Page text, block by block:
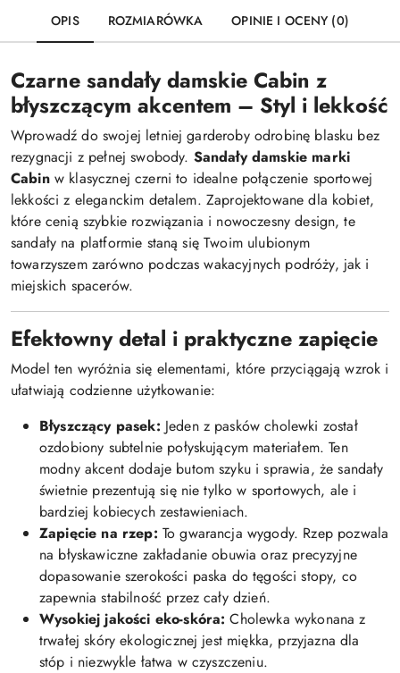
OPIS ROZMIARÓWKA OPINIE I OCENY (0)
Czarne sandały damskie Cabin z
błyszczącym akcentem – Styl i lekkość
Wprowadź do swojej letniej garderoby odrobinę blasku bez
rezygnacji z pełnej swobody. Sandały damskie marki
Cabinw klasycznej czerni to idealne połączenie sportowej
lekkości z eleganckim detalem. Zaprojektowane dla kobiet,
które cenią szybkie rozwiązania i nowoczesny design, te
sandały na platformie staną się Twoim ulubionym
towarzyszem zarówno podczas wakacyjnych podróży, jak i
miejskich spacerów.
Efektowny detal i praktyczne zapięcie
Model ten wyróżnia się elementami, które przyciągają wzrok i
ułatwiają codzienne użytkowanie:
Błyszczący pasek: Jeden z pasków cholewki został
ozdobiony subtelnie połyskującym materiałem. Ten
modny akcent dodaje butom szyku i sprawia, że sandały
świetnie prezentują się nie tylko w sportowych, ale i
bardziej kobiecych zestawieniach.
Zapięcie na rzep: To gwarancja wygody. Rzep pozwala
na błyskawiczne zakładanie obuwia oraz precyzyjne
dopasowanie szerokości paska do tęgości stopy, co
zapewnia stabilność przez cały dzień.
Wysokiej jakości eko-skóra: Cholewka wykonana z
trwałej skóry ekologicznej jest miękka, przyjazna dla
stóp i niezwykle łatwa w czyszczeniu.